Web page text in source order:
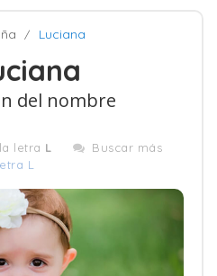
Luciana
del nombre
letra L
Buscar más
L